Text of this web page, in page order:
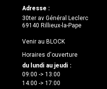
Adresse :
30ter av Général Leclerc
69140 Rillieux-la-Pape
Venir au BLOCK
Horaires d'ouverture
du lundi au jeudi :
09:00 -> 13:00
14:00 -> 17:00